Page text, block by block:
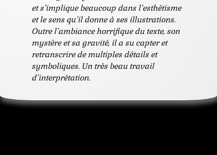
et s’implique beaucoup dans l’esthétisme
et le sens qu’il donne à ses illustrations.
Outre l’ambiance horrifique du texte, son
mystère et sa gravité, il a su capter et
retranscrire de multiples détails et
symboliques. Un très beau travail
d’interprétation.